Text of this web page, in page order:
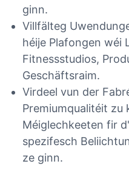
ginn.
Villfälteg
héije Plafongen wéi
Fitnessstudios,
Geschäftsraim.
Virdeel vun der
Premiumqualitéit zu
Méiglechkeeten fir
spezifesch
ze ginn.